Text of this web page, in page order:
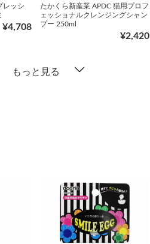
レッシ
¥4,708
たかくら新産業 APDC 猫用プロフ
ェッショナルクレンジングシャン
プー 250ml
¥2,420
もっと見る